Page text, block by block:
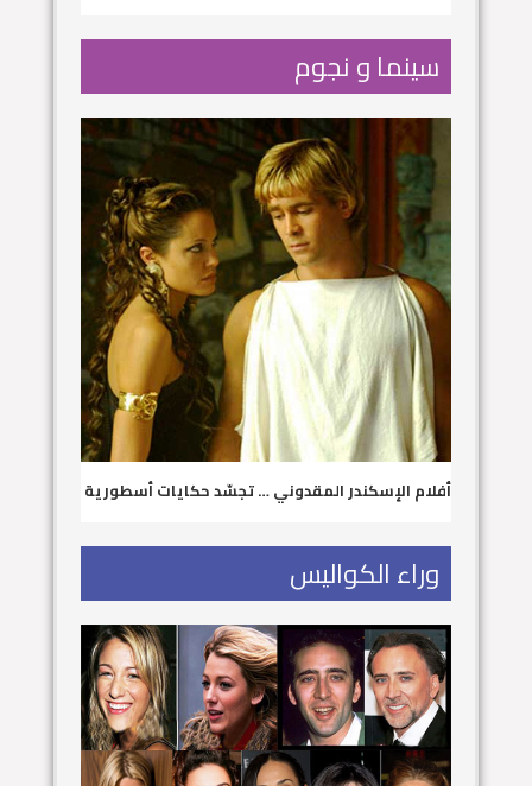
سينما و نجوم
أفلام الإسكندر المقدوني … تجسّد حكايات أسطورية
وراء الكواليس